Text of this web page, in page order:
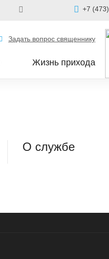
+7 (473)
Задать вопрос священнику
Жизнь прихода
О службе